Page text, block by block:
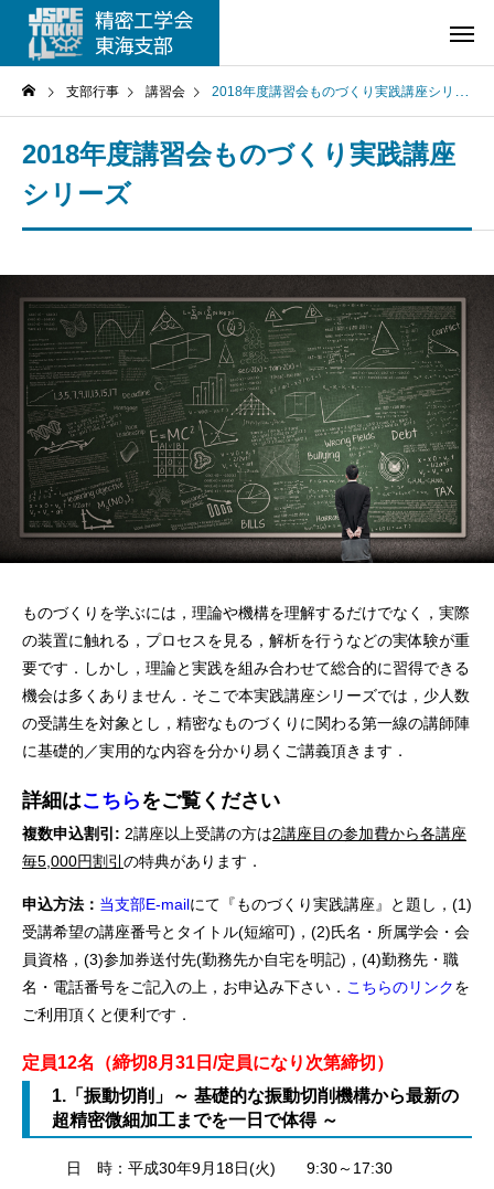
支部行事 講習会 2018年度講習会ものづくり実践講座シリーズ
2018年度講習会ものづくり実践講座
シリーズ
ものづくりを学ぶには，理論や機構を理解するだけでなく，実際
の装置に触れる，プロセスを見る，解析を行うなどの実体験が重
要です．しかし，理論と実践を組み合わせて総合的に習得できる
機会は多くありません．そこで本実践講座シリーズでは，少人数
の受講生を対象とし，精密なものづくりに関わる第一線の講師陣
に基礎的／実用的な内容を分かり易くご講義頂きます．
詳細はこちらをご覧ください
複数申込割引: 2講座以上受講の方は2講座目の参加費から各講座
毎5,000円割引 の特典があります．
申込方法： 当支部E-mailにて『ものづくり実践講座』と題し，(1)
受講希望の講座番号とタイトル(短縮可)，(2)氏名・所属学会・会
員資格，(3)参加券送付先(勤務先か自宅を明記)，(4)勤務先・職
名・電話番号をご記入の上，お申込み下さい． こちらのリンクを
ご利用頂くと便利です．
定員12名
（締切8月31日/定員になり次第締切）
1.「振動切削」～ 基礎的な振動切削機構から最新の
超精密微細加工までを一日で体得 ～
日 時：平成30年9月18日(火) 9:30～17:30